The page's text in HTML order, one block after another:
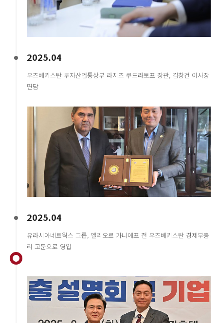
2025.04
우즈베키스탄 투자산업통상부 라지즈 쿠드라토프 장관, 김창건 이사장
면담
2025.04
유라시아네트웍스 그룹, 엘리오르 가니에프 전 우즈베키스탄 경제부총
리 고문으로 영입